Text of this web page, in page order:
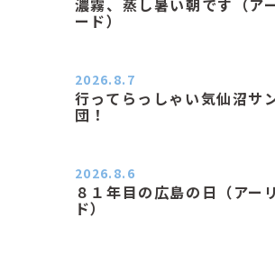
濃霧、蒸し暑い朝です（ア
ード）
行ってらっしゃい気仙沼サ
団！
2026.8.7
８１年目の広島の日（アー
ド）
2026.8.6